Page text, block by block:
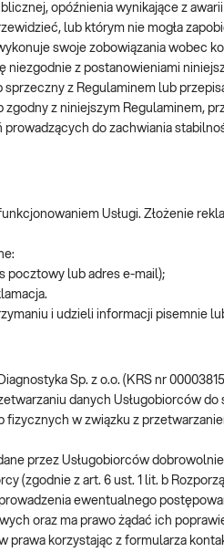
opóźnienia wynikające z
lub którym nie mogła
swoje zobowiązania wobec
niezgodnie z postanowieniami
sprzeczny z Regulaminem lub
z niniejszym Regulaminem,
prowadzących do zachwiania
Usługi. Złożenie
pocztowy lub adres e-mail);
i udzieli informacji pisemnie
Sp. z o.o. (KRS nr
danych Usługobiorców
fizycznych w związku z
przez Usługobiorców
(zgodnie z art. 6 ust. 1 lit. b
ewentualnego
oraz ma prawo żądać ich
prawa korzystając z formularza